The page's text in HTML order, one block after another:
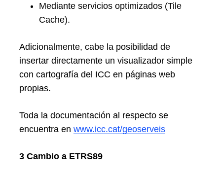
Mediante servicios optimizados (Tile
Cache).
Adicionalmente, cabe la posibilidad de
insertar directamente un visualizador simple
con cartografía del ICC en páginas web
propias.
Toda la documentación al respecto se
encuentra en www.icc.cat/geoserveis
3 Cambio a ETRS89